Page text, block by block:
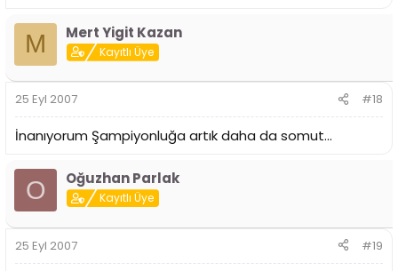
M Mert Yigit Kazan
Kayıtlı Üye
25 Eyl 2007 #18
İnanıyorum Şampiyonluğa artık daha da somut...
O Oğuzhan Parlak
Kayıtlı Üye
25 Eyl 2007 #19